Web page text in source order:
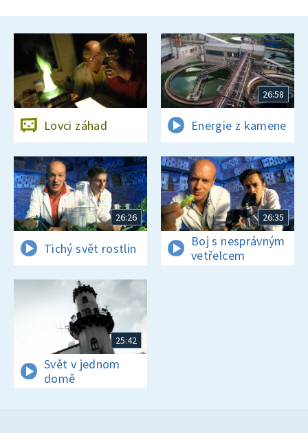
Lovci záhad
26:58
Energie z kamene
26:26
Tichý svět rostlin
26:35
Boj s nesprávným
vetřelcem
25:42
Svět v jednom
domě